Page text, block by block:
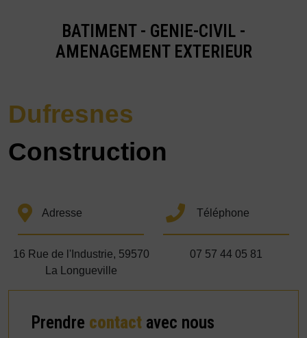
BATIMENT - GENIE-CIVIL -
AMENAGEMENT EXTERIEUR
Dufresnes
Construction
Adresse
16 Rue de l'Industrie, 59570
La Longueville
Téléphone
07 57 44 05 81
Prendre contact avec nous